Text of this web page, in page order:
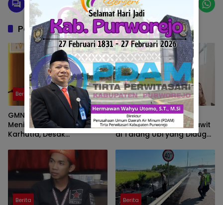
Pos Terkait
Berita
GMNI Sumsel Soroti
Meningkatnya Zona Merah
Karhutla, Desak
Mitigasi dan Penegakan
Berita
Wakil Ketua DPRD PALI
Soroti Pabrik Kelapa Sawit
di Talang Ubi yang Diduga
Berita Berita